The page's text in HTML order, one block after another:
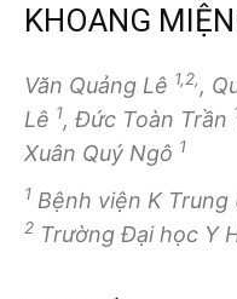
KHOANG
Văn Quảng Lê 1,2,,
Lê 1, Đức Toàn Trần
Xuân Quý Ngô 1
1 Bệnh viện K Trung
2 Trường Đại học Y